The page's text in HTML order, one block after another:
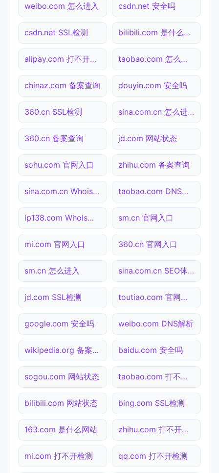
weibo.com 怎么进入 csdn.net 安全吗
csdn.net SSL检测 bilibili.com 是什么网站
alipay.com 打不开检测 taobao.com 怎么进入
chinaz.com 备案查询 douyin.com 安全吗
360.cn SSL检测 sina.com.cn 怎么进入
360.cn 备案查询 jd.com 网站状态
sohu.com 官网入口 zhihu.com 备案查询
sina.com.cn Whois查询 taobao.com DNS解析
ip138.com Whois查询 sm.cn 官网入口
mi.com 官网入口 360.cn 官网入口
sm.cn 怎么进入 sina.com.cn SEO体检
jd.com SSL检测 toutiao.com 官网入口
google.com 安全吗 weibo.com DNS解析
wikipedia.org 备案查询 baidu.com 安全吗
sogou.com 网站状态 taobao.com 打不开检测
bilibili.com 网站状态 bing.com SSL检测
163.com 是什么网站 zhihu.com 打不开检测
mi.com 打不开检测 qq.com 打不开检测